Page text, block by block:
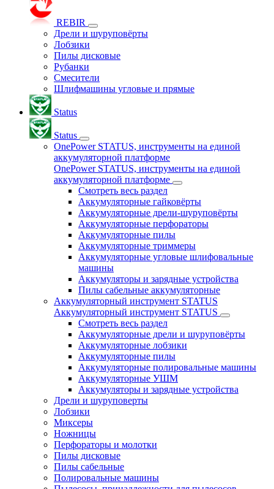
REBIR
Дрели и шуруповёрты
Лобзики
Пилы дисковые
Рубанки
Смесители
Шлифмашины угловые и прямые
Status
Status
OnePower STATUS, инструменты на единой
аккумуляторной платформе
OnePower STATUS, инструменты на единой
аккумуляторной платформе
Смотреть весь раздел
Аккумуляторные гайковёрты
Аккумуляторные дрели-шуруповёрты
Аккумуляторные перфораторы
Аккумуляторные пилы
Аккумуляторные триммеры
Аккумуляторные угловые шлифовальные
машины
Аккумуляторы и зарядные устройства
Пилы сабельные аккумуляторные
Аккумуляторный инструмент STATUS
Аккумуляторный инструмент STATUS
Смотреть весь раздел
Аккумуляторные дрели и шуруповёрты
Аккумуляторные лобзики
Аккумуляторные пилы
Аккумуляторные полировальные машины
Аккумуляторные УШМ
Аккумуляторы и зарядные устройства
Дрели и шуруповерты
Лобзики
Миксеры
Ножницы
Перфораторы и молотки
Пилы дисковые
Пилы сабельные
Полировальные машины